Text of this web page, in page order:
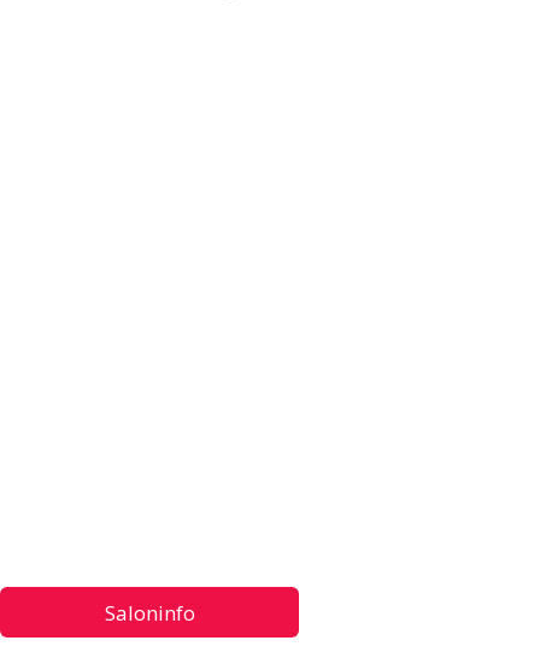
Saloninfo